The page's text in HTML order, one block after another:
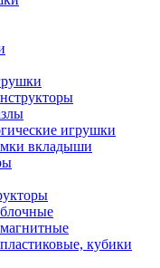
игрушки
вкладыши
кубики